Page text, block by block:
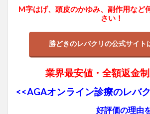
M字はげ、頭皮のかゆみ、副作用など
さい！
勝どきのレバクリの公式サイト
業界最安値・全額返金
<<AGAオンライン診療のレバ
好評価の理由